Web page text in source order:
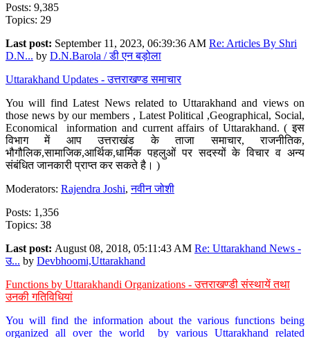
Posts: 9,385
Topics: 29
Last post: September 11, 2023, 06:39:36 AM Re: Articles By Shri
D.N... by D.N.Barola / डी एन बड़ोला
Uttarakhand Updates - उत्तराखण्ड समाचार
You will find Latest News related to Uttarakhand and views on
those news by our members , Latest Political ,Geographical, Social,
Economical information and current affairs of Uttarakhand. ( इस
विभाग में आप उत्तराखंड के ताजा समाचार, राजनीतिक,
भौगौलिक,सामाजिक,आर्थिक,धार्मिक पहलुओं पर सदस्यों के विचार व अन्य
संबंधित जानकारी प्राप्त कर सकते है। )
Moderators: Rajendra Joshi,नवीन जोशी
Posts: 1,356
Topics: 38
Last post: August 08, 2018, 05:11:43 AM Re: Uttarakhand News -
उ... by Devbhoomi,Uttarakhand
Functions by Uttarakhandi Organizations - उत्तराखण्डी संस्थायें तथा
उनकी गतिविधियां
You will find the information about the various functions being
organized all over the world by various Uttarakhand related